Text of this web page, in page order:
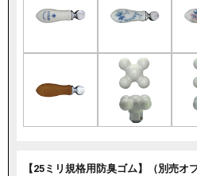
【25ミリ規格用防臭ゴム】（別売オ